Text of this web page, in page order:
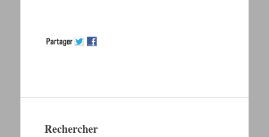
Rechercher